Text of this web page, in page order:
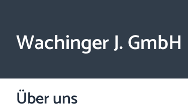
Wachinger J. GmbH
Über uns